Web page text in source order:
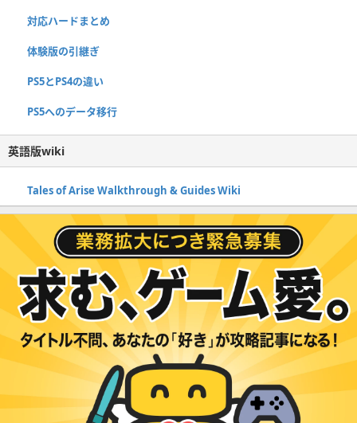
対応ハードまとめ
体験版の引継ぎ
PS5とPS4の違い
PS5へのデータ移行
英語版wiki
Tales of Arise Walkthrough & Guides Wiki